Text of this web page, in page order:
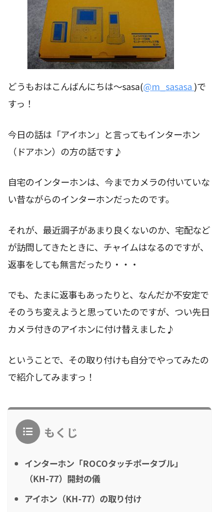
どうもおはこんばんにちは〜sasa(@m_sasasa )で
すっ！
今日の話は「アイホン」と言ってもインターホン
（ドアホン）の方の話です♪
自宅のインターホンは、今までカメラの付いていな
い昔ながらのインターホンだったのです。
それが、最近調子があまり良くないのか、宅配など
が訪問してきたときに、チャイムはなるのですが、
返事をしても無言だったり・・・
でも、たまに返事もあったりと、なんだか不安定で
そのうち変えようと思っていたのですが、つい先日
カメラ付きのアイホンに付け替えました♪
ということで、その取り付けも自分でやってみたの
で紹介してみますっ！
もくじ
インターホン「ROCOタッチポータブル」
（KH-77）開封の儀
アイホン（KH-77）の取り付け